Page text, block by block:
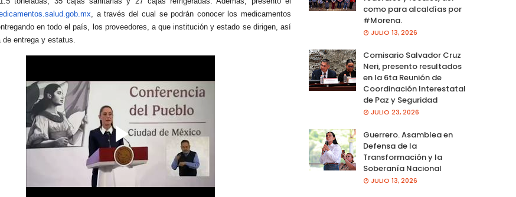
mx, a través del cual se podrán conocer los medicamentos
en todo el país, los proveedores, a que institución y estado se dirigen, así
entrega y estatus.
como para alcaldías por
#Morena.
JULIO 13, 2026
Comisario Salvador Cruz
Neri, presento resultados
en la 6ta Reunión de
Coordinación Interestatal
de Paz y Seguridad
JULIO 23, 2026
Guerrero. Asamblea en
Defensa de la
Transformación y la
Soberanía Nacional
JULIO 13, 2026